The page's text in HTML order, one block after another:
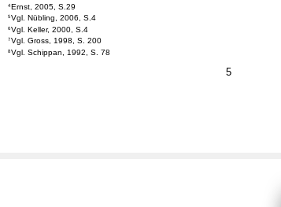
4 Ernst, 2005, S.29
5 Vgl. Nübling, 2006, S.4
6 Vgl. Keller, 2000, S.4
7 Vgl. Gross, 1998, S. 200
8 Vgl. Schippan, 1992, S. 78
5